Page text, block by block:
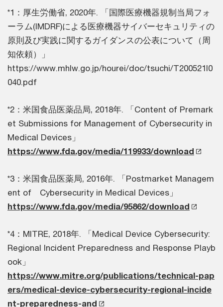
*1：厚生労働省, 2020年. 「国際医療機器規制当局フォ
ーラム(IMDRF)による医療機器サイバーセキュリティの
原則及び実践に関するガイダンスの公表について（周
知依頼）」
https://www.mhlw.go.jp/hourei/doc/tsuchi/T200521I0
040.pdf
*2：米国食品医薬品局, 2018年. 「Content of Premark
et Submissions for Management of Cybersecurity in
Medical Devices」
https://www.fda.gov/media/119933/download
*3：米国食品医薬局, 2016年. 「Postmarket Managem
ent of Cybersecurity in Medical Devices」
https://www.fda.gov/media/95862/download
*4：MITRE, 2018年. 「Medical Device Cybersecurity:
Regional Incident Preparedness and Response Playb
ook」
https://www.mitre.org/publications/technical-pap
ers/medical-device-cybersecurity-regional-incide
nt-preparedness-and